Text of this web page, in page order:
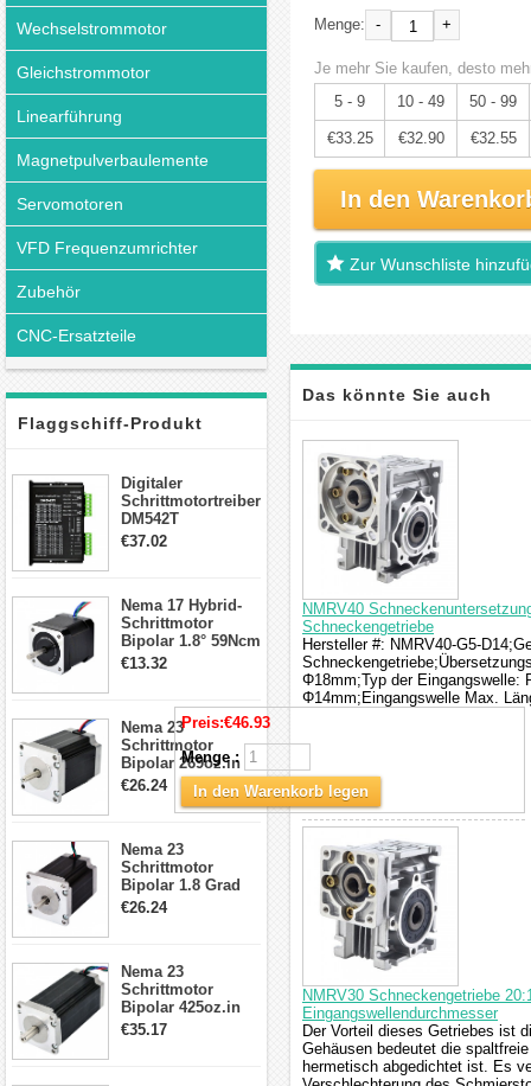
Wechselstrommotor
Gleichstrommotor
Linearführung
Magnetpulverbaulemente
Servomotoren
VFD Frequenzumrichter
Zubehör
CNC-Ersatzteile
Flaggschiff-Produkt
Digitaler
Schrittmotortreiber
DM542T
Schrittmotor
Schrittmotor
€37.02
Nema 17 Hybrid-
Schrittmotor
Bipolar 1.8° 59Ncm
2A 4 Drähte mit 1m
Drucker/CNC
€13.32
Nema 23
Schrittmotor
Bipolar 269oz.in
2,8A 57x57x76mm
Schrittmotor
€26.24
Nema 23
Schrittmotor
Bipolar 1.8 Grad
1.9Nm 3A 3.36V 4
€26.24
Nema 23
Schrittmotor
Bipolar 425oz.in
4.2A 57x57x114mm
€35.17
Menge: - +
Je mehr Sie kaufen, desto
5 - 9
10 - 49 50 - 99
€33.25 €32.90 €32.55
In den
Zur Wunschliste
Das könnte Sie auch
interessieren
NMRV40
Schneckengetriebe
Hersteller #: NMRV40-G5-
Φ18mm;Typ der Eingangswelle:
Φ14mm;Eingangswelle Max.
Preis:€46.93
Menge :
In den Warenkorb legen
NMRV30 Schneckengetriebe
Eingangswellendurchmesser
Der Vorteil dieses Getriebes ist
Gehäusen bedeutet die
hermetisch abgedichtet ist. Es